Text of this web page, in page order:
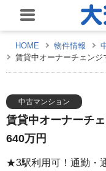
HOME 物件情報
賃貸中オーナーチェンジ
中古マンション
賃貸中オーナーチ
640万円
★3駅利用可！通勤・